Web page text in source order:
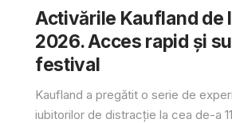
Activările Kaufland de
2026. Acces rapid și
festival
Kaufland a pregătit o serie de
iubitorilor de distracție la cea de-a